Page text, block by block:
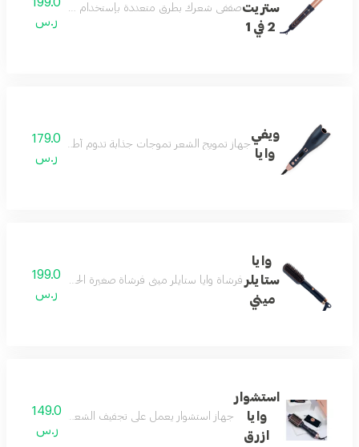
ستريت
2 في 1
صففي شعرك بطرق متعددة بإستخدام جهاز وايا كيرل ستريت ٢ في ١ يمنحك شعر انسيابي ولامع خلال دقائق ويمنحك أكثر من نتيجة تنعيم ولف الشعر مع ميزة الهواء البارد لتسريع عملية التصفيف وحماية الشعر
ر.س
ويفي
وايا
جهاز تمويج الشعر تموجات جذابة تدوم أطول لشعر صحي
179.0
ر.س
وايا
ستايلر
ميني
فرشاة وايا ستايلر ميني فرشاة صغيرة الحجم تمنحك تصميم
199.0
ر.س
استشوار
وايا
ازرق
جهاز استشوار يعمل على تجفيف الشعر وتصفيفه بجودة
149.0
ر.س